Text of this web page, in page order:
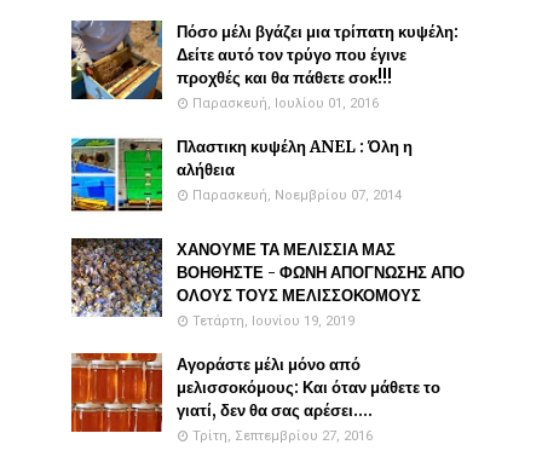
Πόσο μέλι βγάζει μια τρίπατη κυψέλη:
Δείτε αυτό τον τρύγο που έγινε
προχθές και θα πάθετε σοκ!!!
Παρασκευή, Ιουλίου 01, 2016
Πλαστικη κυψέλη ANEL : Όλη η
αλήθεια
Παρασκευή, Νοεμβρίου 07, 2014
ΧΑΝΟΥΜΕ ΤΑ ΜΕΛΙΣΣΙΑ ΜΑΣ
ΒΟΗΘΗΣΤΕ - ΦΩΝΗ ΑΠΟΓΝΩΣΗΣ ΑΠΟ
ΟΛΟΥΣ ΤΟΥΣ ΜΕΛΙΣΣΟΚΟΜΟΥΣ
Τετάρτη, Ιουνίου 19, 2019
Αγοράστε μέλι μόνο από
μελισσοκόμους: Και όταν μάθετε το
γιατί, δεν θα σας αρέσει....
Τρίτη, Σεπτεμβρίου 27, 2016